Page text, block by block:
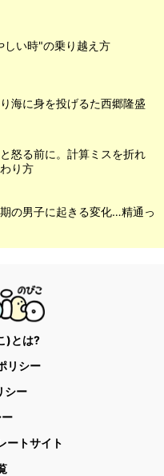
しい時"の乗り越え方
海に身を投げるた西郷隆盛
怒る前に。計算ミスを折れ
り方
の男子に起きる変化…精通っ
)とは?
リシー
シー
ートサイト